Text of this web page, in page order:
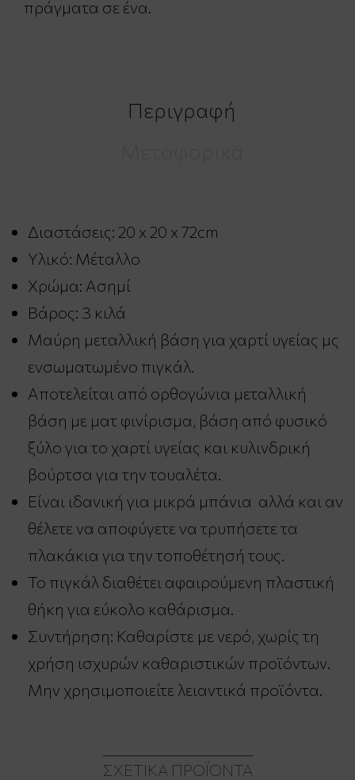
πράγματα σε ένα.
Περιγραφή
Διαστάσεις: 20 x 20 x 72cm
Υλικό: Μέταλλο
Χρώμα: Ασημί
Βάρος: 3 κιλά
Μαύρη μεταλλική βάση για χαρτί υγείας μς
ενσωματωμένο πιγκάλ.
Αποτελείται από ορθογώνια μεταλλική
βάση με ματ φινίρισμα, βάση από φυσικό
ξύλο για το χαρτί υγείας και κυλινδρική
βούρτσα για την τουαλέτα.
Είναι ιδανική για μικρά μπάνια αλλά και αν
θέλετε να αποφύγετε να τρυπήσετε τα
πλακάκια για την τοποθέτησή τους.
Το πιγκάλ διαθέτει αφαιρούμενη πλαστική
θήκη για εύκολο καθάρισμα.
Συντήρηση: Καθαρίστε με νερό, χωρίς τη
χρήση ισχυρών καθαριστικών προϊόντων.
Μην χρησιμοποιείτε λειαντικά προϊόντα.
ΣΧΕΤΙΚΆ ΠΡΟΪΌΝΤΑ